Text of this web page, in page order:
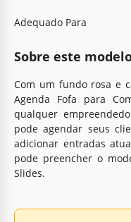
Adequado Para
Sobre este
Com um fundo rosa e
Agenda Fofa para
qualquer
pode agendar seus
adicionar entradas
pode preencher o
Slides.